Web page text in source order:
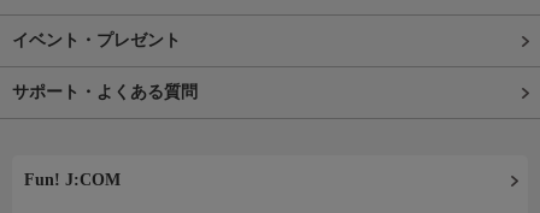
イベント・プレゼント
サポート・よくある質問
Fun! J:COM